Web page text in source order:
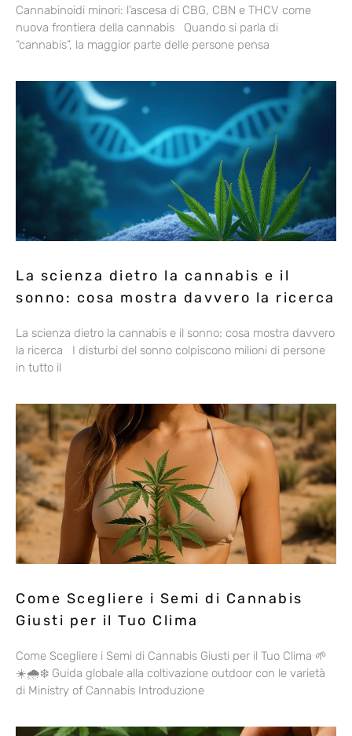
Cannabinoidi minori: l’ascesa di CBG, CBN e THCV come
nuova frontiera della cannabis Quando si parla di
“cannabis”, la maggior parte delle persone pensa
La scienza dietro la cannabis e il
sonno: cosa mostra davvero la ricerca
La scienza dietro la cannabis e il sonno: cosa mostra davvero
la ricerca I disturbi del sonno colpiscono milioni di persone
in tutto il
Come Scegliere i Semi di Cannabis
Giusti per il Tuo Clima
Come Scegliere i Semi di Cannabis Giusti per il Tuo Clima 🌱
☀️🌧️❄️ Guida globale alla coltivazione outdoor con le varietà
di Ministry of Cannabis Introduzione